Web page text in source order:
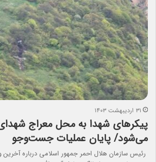
۳۱ اردیبهشت ۱۴۰۳
پیکرهای شهدا به محل معراج شهدای
می‌شود/ پایان عملیات جست‎‌وجو
رئیس سازمان هلال احمر جمهور اسلامی درباره